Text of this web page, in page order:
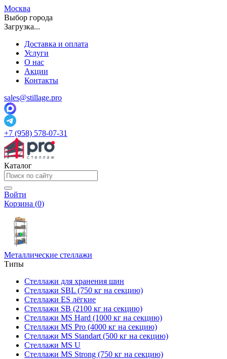
Москва
Выбор города
Загрузка...
Доставка и оплата
Услуги
О нас
Акции
Контакты
sales@stillage.pro
+7 (958) 578-07-31
Каталог
Войти
Корзина (0)
Металлические стеллажи
Типы
Стеллажи для хранения шин
Стеллажи SBL (750 кг на секцию)
Стеллажи ES лёгкие
Стеллажи SB (2100 кг на секцию)
Стеллажи MS Hard (1000 кг на секцию)
Стеллажи MS Pro (4000 кг на секцию)
Стеллажи MS Standart (500 кг на секцию)
Стеллажи MS U
Стеллажи MS Strong (750 кг на секцию)